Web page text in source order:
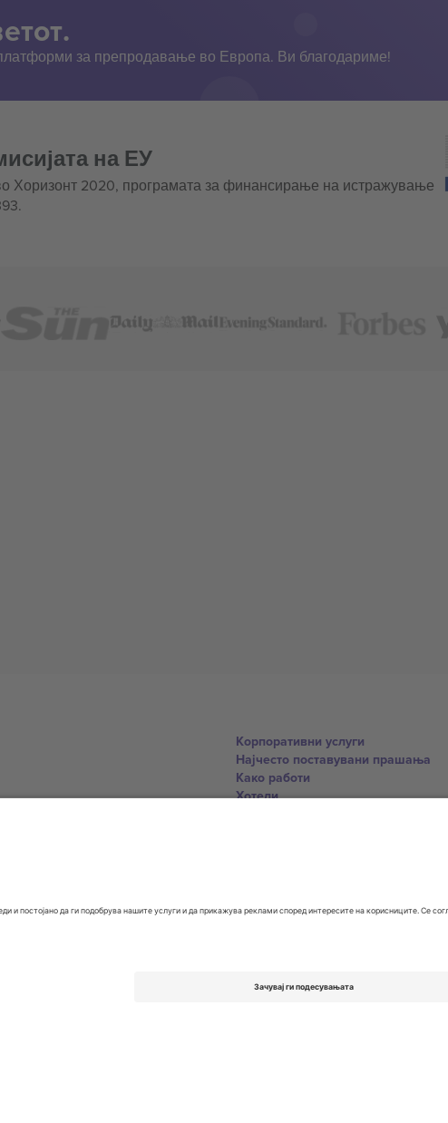
за препродавање во Европа. Ви благодариме!
на ЕУ
Хоризонт 2020, програмата за финансирање на истражување
Корпоративни услуги
Најчесто поставувани прашања
Како работи
Хотели